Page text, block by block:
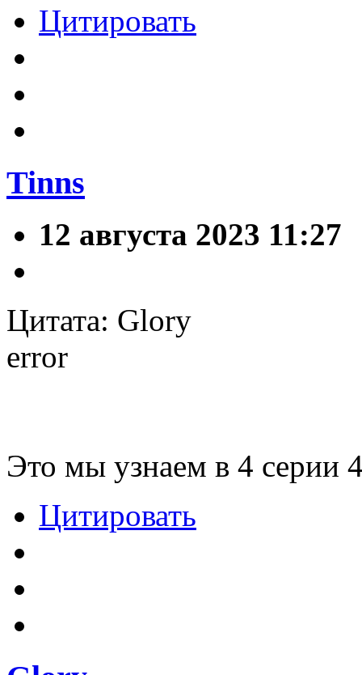
Цитировать
Tinns
12 августа 2023 11:27
Цитата: Glory
error
Это мы узнаем в 4 серии
Цитировать